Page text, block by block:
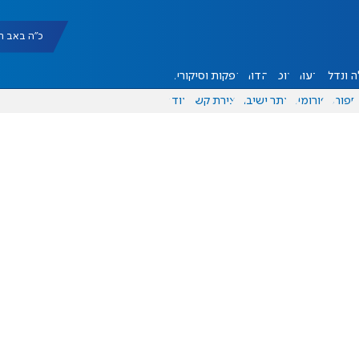
כ"ה באב תשפ"ו
ונדל"ן דעות אוכל יהדות הפקות וסיקורים
ספורט פורומים אתר ישיבה יצירת קשר עוד